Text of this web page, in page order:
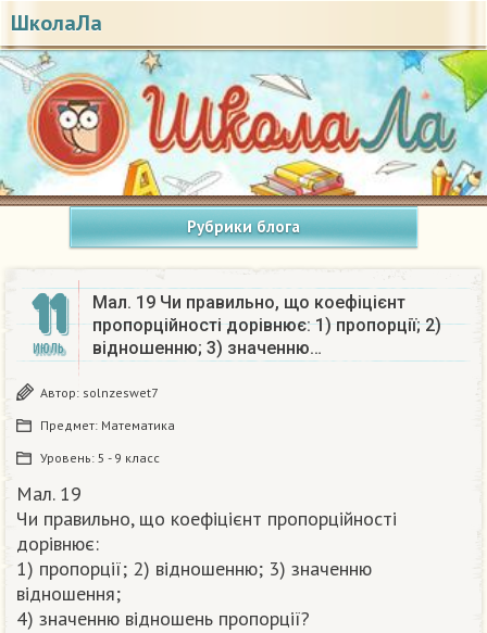
ШколаЛа
Рубрики блога
11
ИЮЛЬ
Мал. 19 Чи правильно, що коефіцієнт
пропорційності дорівнює: 1) пропорції; 2)
відношенню; 3) значенню…
Автор: solnzeswet7
Предмет: Математика
Уровень: 5 - 9 класс
Мал. 19
Чи правильно, що коефіцієнт пропорційності
дорівнює:
1) пропорції; 2) відношенню; 3) значенню
відношення;
4) значенню відношень пропорції?​